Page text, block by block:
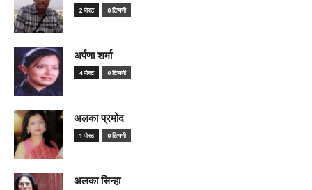
2 पोस्ट 0 टिप्पणी
अर्पणा शर्मा
4 पोस्ट 0 टिप्पणी
अलका प्रमोद
1 पोस्ट 0 टिप्पणी
अलका सिन्हा